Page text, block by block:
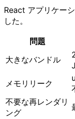
React アプリケー
した。
問題
大きなバンドル
メモリリーク
不要な再レンダリ
ング